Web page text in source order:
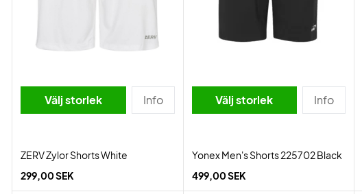
Välj storlek Info
ZERV Zylor Shorts White
299,00 SEK
Välj storlek Info
Yonex Men's Shorts 225702 Black
499,00 SEK